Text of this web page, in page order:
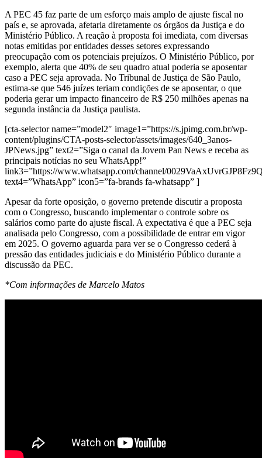
A PEC 45 faz parte de um esforço mais amplo de ajuste fiscal no
país e, se aprovada, afetaria diretamente os órgãos da Justiça e do
Ministério Público. A reação à proposta foi imediata, com diversas
notas emitidas por entidades desses setores expressando
preocupação com os potenciais prejuízos. O Ministério Público, por
exemplo, alerta que 40% de seu quadro atual poderia se aposentar
caso a PEC seja aprovada. No Tribunal de Justiça de São Paulo,
estima-se que 546 juízes teriam condições de se aposentar, o que
poderia gerar um impacto financeiro de R$ 250 milhões apenas na
segunda instância da Justiça paulista.
[cta-selector name=”model2″ image1=”https://s.jpimg.com.br/wp-
content/plugins/CTA-posts-selector/assets/images/640_3anos-
JPNews.jpg” text2=”Siga o canal da Jovem Pan News e receba as
principais notícias no seu WhatsApp!”
link3=”https://www.whatsapp.com/channel/
text4=”WhatsApp” icon5=”fa-brands fa-whatsapp” ]
Apesar da forte oposição, o governo pretende discutir a proposta
com o Congresso, buscando implementar o controle sobre os
salários como parte do ajuste fiscal. A expectativa é que a PEC seja
analisada pelo Congresso, com a possibilidade de entrar em vigor
em 2025. O governo aguarda para ver se o Congresso cederá à
pressão das entidades judiciais e do Ministério Público durante a
discussão da PEC.
*Com informações de Marcelo Matos